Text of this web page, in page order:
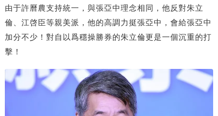
由于許曆農支持統一，與張亞中理念相同，他反對朱立
倫、江啓臣等親美派，他的高調力挺張亞中，會給張亞中
加分不少！對自以爲穩操勝券的朱立倫更是一個沉重的打
擊！